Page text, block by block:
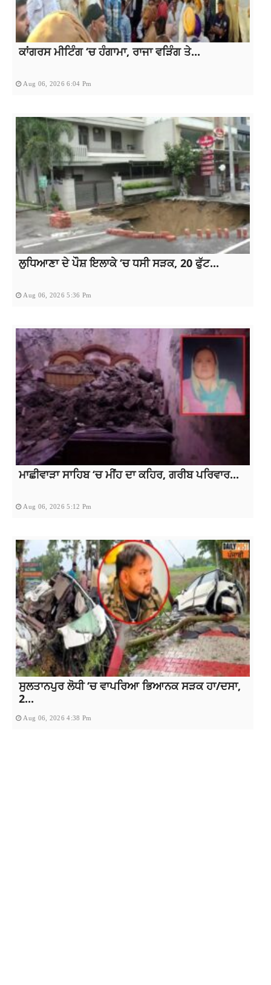
ਕਾਂਗਰਸ ਮੀਟਿੰਗ ‘ਚ ਹੰਗਾਮਾ, ਰਾਜਾ ਵੜਿੰਗ ਤੇ...
Aug 06, 2026 6:04 Pm
ਲੁਧਿਆਣਾ ਦੇ ਪੌਸ਼ ਇਲਾਕੇ ‘ਚ ਧਸੀ ਸੜਕ, 20 ਫੁੱਟ...
Aug 06, 2026 5:36 Pm
ਮਾਛੀਵਾੜਾ ਸਾਹਿਬ ‘ਚ ਮੀਂਹ ਦਾ ਕਹਿਰ, ਗਰੀਬ ਪਰਿਵਾਰ...
Aug 06, 2026 5:12 Pm
ਸੁਲਤਾਨਪੁਰ ਲੋਧੀ ‘ਚ ਵਾਪਰਿਆ ਭਿਆਨਕ ਸੜਕ ਹਾ/ਦਸਾ,
2...
Aug 06, 2026 4:38 Pm